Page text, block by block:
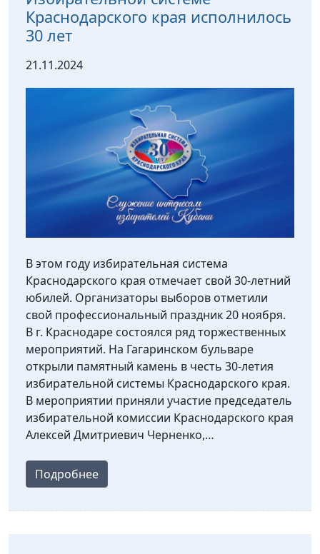
Краснодарского края исполнилось
30 лет
21.11.2024
В этом году избирательная система
Краснодарского края отмечает свой 30-летний
юбилей. Организаторы выборов отметили
свой профессиональный праздник 20 ноября.
В г. Краснодаре состоялся ряд торжественных
мероприятий. На Гагаринском бульваре
открыли памятный камень в честь 30-летия
избирательной системы Краснодарского края.
В мероприятии приняли участие председатель
избирательной комиссии Краснодарского края
Алексей Дмитриевич Черненко,…
Подробнее